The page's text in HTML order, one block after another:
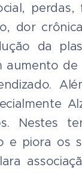
dor
da
aumento de
Nestes
e piora os